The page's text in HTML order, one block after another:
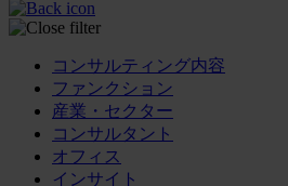
コンサルティング内容
ファンクション
産業・セクター
コンサルタント
オフィス
インサイト